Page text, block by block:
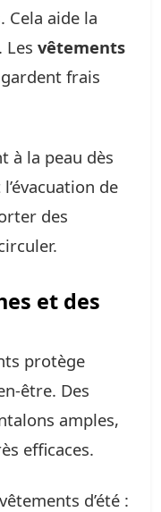
aide la
Les vêtements
frais
à la peau dès
de
des
et des
protège
être. Des
amples,
efficaces.
d’été :